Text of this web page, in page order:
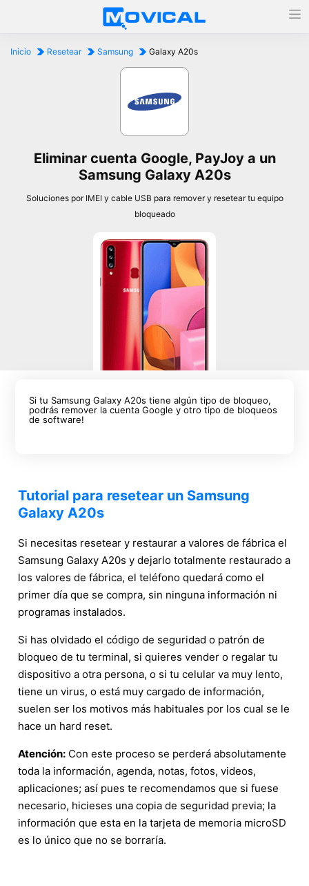
Inicio Resetear Samsung Galaxy A20s
Eliminar cuenta Google, PayJoy a un
Samsung Galaxy A20s
Soluciones por IMEI y cable USB para remover y resetear tu equipo
bloqueado
Si tu Samsung Galaxy A20s tiene algún tipo de bloqueo,
podrás remover la cuenta Google y otro tipo de bloqueos
de software!
Tutorial para resetear un Samsung
Galaxy A20s
Si necesitas resetear y restaurar a valores de fábrica el
Samsung Galaxy A20s y dejarlo totalmente restaurado a
los valores de fábrica, el teléfono quedará como el
primer día que se compra, sin ninguna información ni
programas instalados.
Si has olvidado el código de seguridad o patrón de
bloqueo de tu terminal, si quieres vender o regalar tu
dispositivo a otra persona, o si tu celular va muy lento,
tiene un virus, o está muy cargado de información,
suelen ser los motivos más habituales por los cual se le
hace un hard reset.
Atención: Con este proceso se perderá absolutamente
toda la información, agenda, notas, fotos, videos,
aplicaciones; así pues te recomendamos que si fuese
necesario, hicieses una copia de seguridad previa; la
información que esta en la tarjeta de memoria microSD
es lo único que no se borraría.